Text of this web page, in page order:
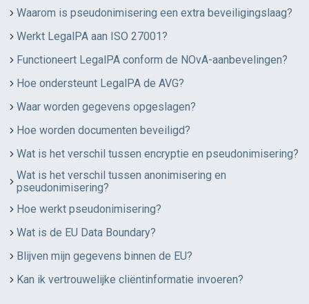
Waarom is pseudonimisering een extra beveiligingslaag?
Werkt LegalPA aan ISO 27001?
Functioneert LegalPA conform de NOvA-aanbevelingen?
Hoe ondersteunt LegalPA de AVG?
Waar worden gegevens opgeslagen?
Hoe worden documenten beveiligd?
Wat is het verschil tussen encryptie en pseudonimisering?
Wat is het verschil tussen anonimisering en
pseudonimisering?
Hoe werkt pseudonimisering?
Wat is de EU Data Boundary?
Blijven mijn gegevens binnen de EU?
Kan ik vertrouwelijke cliëntinformatie invoeren?